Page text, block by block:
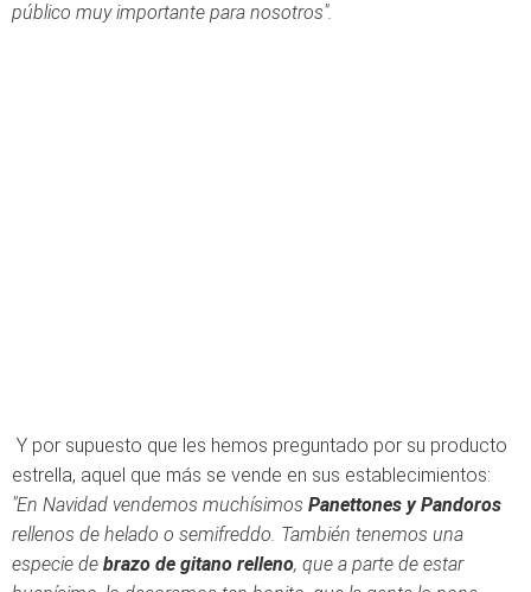
público muy importante para nosotros".
Y por supuesto que les hemos preguntado por su producto
estrella, aquel que más se vende en sus establecimientos:
"En Navidad vendemos muchísimos Panettones y Pandoros
rellenos de helado o semifreddo. También tenemos una
especie de brazo de gitano relleno, que a parte de estar